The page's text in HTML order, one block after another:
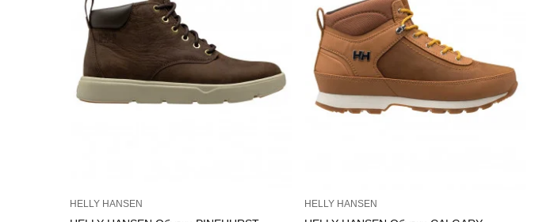
HELLY HANSEN HELLY HANSEN